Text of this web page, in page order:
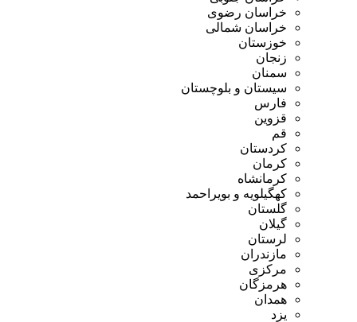
خراسان رضوی
خراسان شمالی
خوزستان
زنجان
سمنان
سیستان و بلوچستان
فارس
قزوین
قم
کردستان
کرمان
کرمانشاه
کهگیلویه و بویراحمد
گلستان
گیلان
لرستان
مازندران
مرکزی
هرمزگان
همدان
یزد